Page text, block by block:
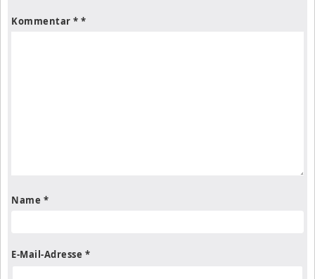
Kommentar *
Name *
E-Mail-Adresse *